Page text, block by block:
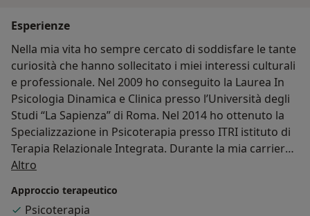
Esperienze
Nella mia vita ho sempre cercato di soddisfare le tante
curiosità che hanno sollecitato i miei interessi culturali
e professionale. Nel 2009 ho conseguito la Laurea In
Psicologia Dinamica e Clinica presso l’Università degli
Studi “La Sapienza” di Roma. Nel 2014 ho ottenuto la
Specializzazione in Psicoterapia presso ITRI istituto di
Terapia Relazionale Integrata. Durante la mia carriera
professionale, sono stato ingegnere elettronico dal
nel settore della Istruzione degli Adulti. Psicologo e poi
Altro
Approccio terapeutico
Psicoterapia